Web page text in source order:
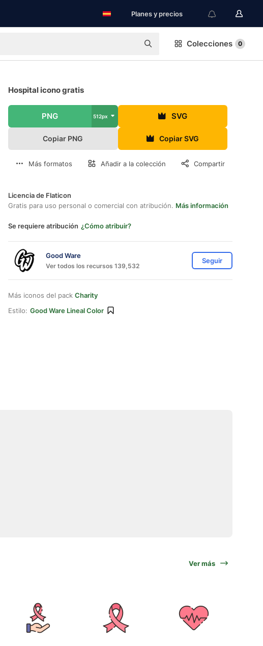
Planes y precios
Colecciones 0
Hospital icono gratis
PNG 512px SVG
Copiar PNG Copiar SVG
Más formatos Añadir a la colección Compartir
Licencia de Flaticon
Gratis para uso personal o comercial con atribución. Más información
Se requiere atribución ¿Cómo atribuir?
Good Ware
Ver todos los recursos 139,532
Seguir
Más iconos del pack Charity
Estilo: Good Ware Lineal Color
Ver más